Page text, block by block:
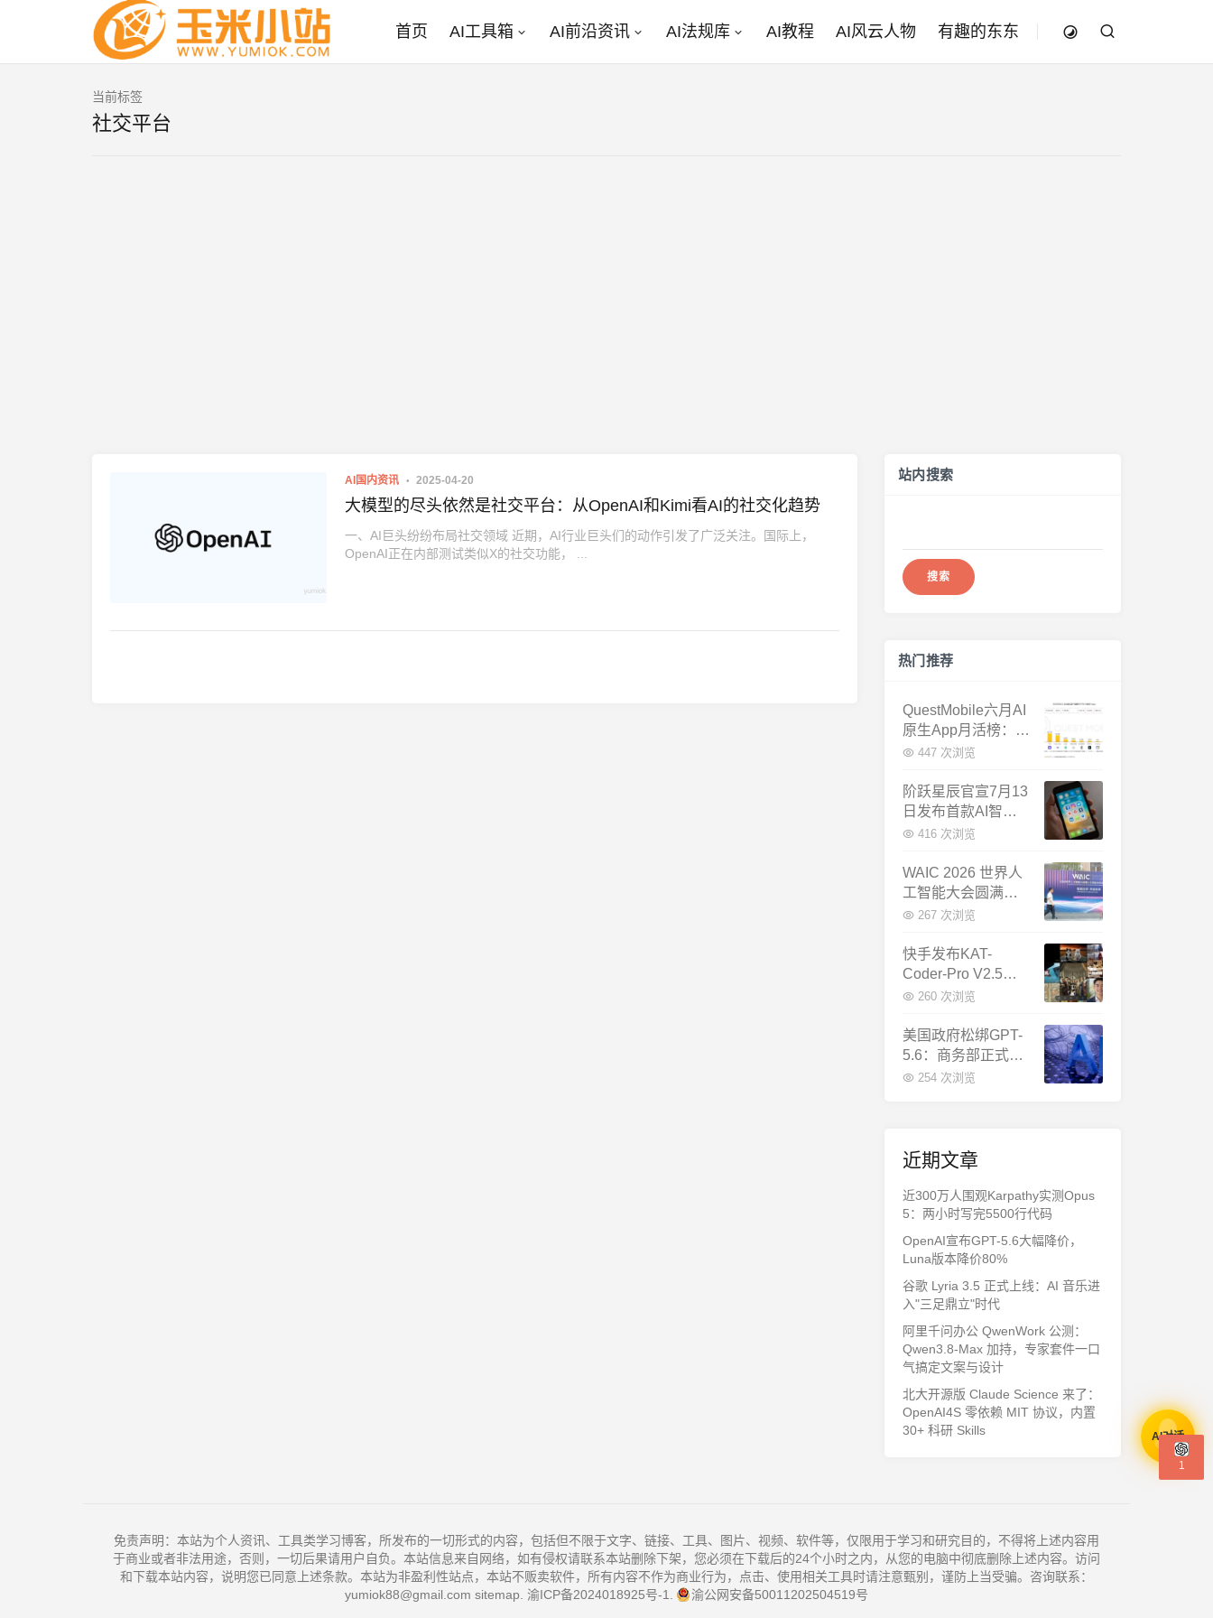
首页 AI工具箱 AI前沿资讯 AI法规库 AI教程 AI风云人物 有趣的东东
当前标签
社交平台
AI国内资讯 2025-04-20
大模型的尽头依然是社交平台：从OpenAI和Kimi看AI的社交化趋势
一、AI巨头纷纷布局社交领域 近期，AI行业巨头们的动作引发了广泛关注。国际上，
OpenAI正在内部测试类似X的社交功能， ...
站内搜索
热门推荐
QuestMobile六月AI
原生App月活榜：豆
包3.8亿断层第一，
倍
447 次浏览
阶跃星辰官宣7月13
日发布首款AI智能
体终端：大模型公
416 次浏览
WAIC 2026 世界人
工智能大会圆满闭
幕：多项重磅成果
球AI合作新中心
267 次浏览
快手发布KAT-
Coder-Pro V2.5：
首个能端到端跑通
编程模型
260 次浏览
美国政府松绑GPT-
5.6：商务部正式放
行，OpenAI本周全
254 次浏览
近期文章
近300万人围观Karpathy实测Opus
5：两小时写完5500行代码
OpenAI宣布GPT-5.6大幅降价，
Luna版本降价80%
谷歌 Lyria 3.5 正式上线：AI 音乐进
入"三足鼎立"时代
阿里千问办公 QwenWork 公测：
Qwen3.8-Max 加持，专家套件一口
气搞定文案与设计
北大开源版 Claude Science 来了：
OpenAI4S 零依赖 MIT 协议，内置
30+ 科研 Skills
免责声明：本站为个人资讯、工具类学习博客，所发布的一切形式的内容，包括但不限于文字、链接、工具、图片、视频、软件等，仅限用于学习和研究目的，不得将上述内容用
于商业或者非法用途，否则，一切后果请用户自负。本站信息来自网络，如有侵权请联系本站删除下架，您必须在下载后的24个小时之内，从您的电脑中彻底删除上述内容。访问
和下载本站内容，说明您已同意上述条款。本站为非盈利性站点，本站不贩卖软件，所有内容不作为商业行为，点击、使用相关工具时请注意甄别，谨防上当受骗。咨询联系：
yumiok88@gmail.com sitemap 渝ICP备2024018925号-1 渝公网安备50011202504519号
1
AI对话